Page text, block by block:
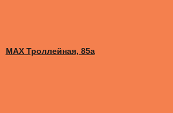
MAX Троллейная, 85а